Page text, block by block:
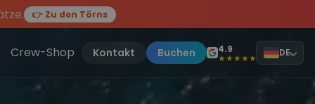
👉 Zu den Törns
Törn!
des Jahres, sei dabei.
Crew-Shop Kontakt Buchen 4.9
★★★★★ DE